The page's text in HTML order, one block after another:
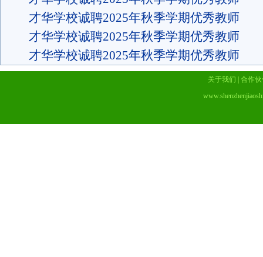
才华学校诚聘2025年秋季学期优秀教师
才华学校诚聘2025年秋季学期优秀教师
才华学校诚聘2025年秋季学期优秀教师
关于我们
合作